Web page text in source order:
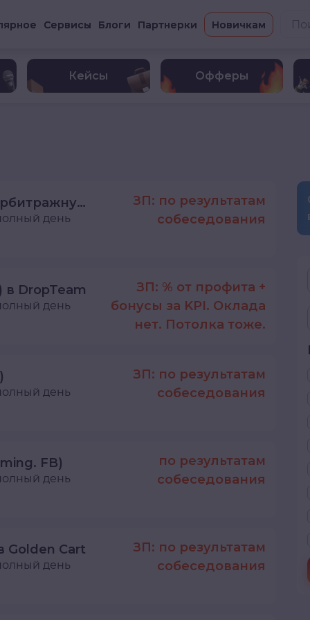
Сервисы Блоги Партнерки Новичкам
Кейсы Офферы
Team Lead of Sales в арбитражную команду
день
ЗП: по результатам
собеседования
в DropTeam
день
ЗП: % от профита +
бонусы за KPI. Оклада
нет. Потолка тоже.
день
ЗП: по результатам
собеседования
FB)
день
по результатам
собеседования
Golden Cart
день
ЗП: по результатам
собеседования